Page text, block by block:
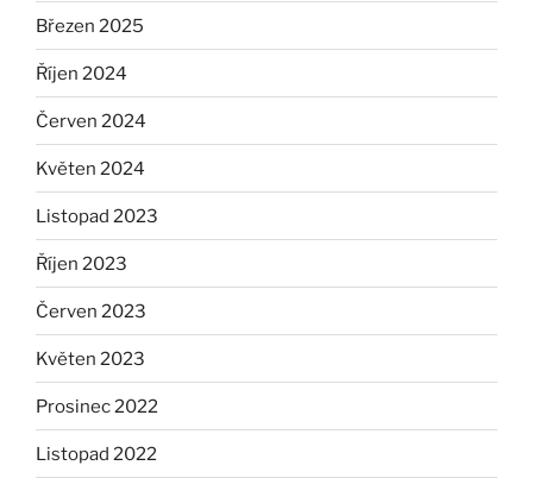
Březen 2025
Říjen 2024
Červen 2024
Květen 2024
Listopad 2023
Říjen 2023
Červen 2023
Květen 2023
Prosinec 2022
Listopad 2022